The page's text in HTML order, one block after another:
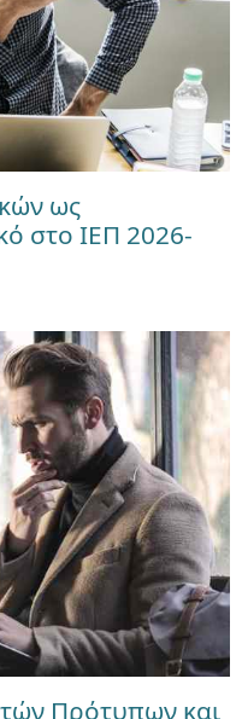
ως
στο ΙΕΠ 2026-
Πρότυπων και